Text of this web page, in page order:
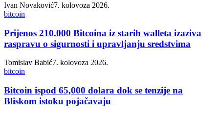
Ivan Novaković7. kolovoza 2026.
bitcoin
Prijenos 210.000 Bitcoina iz starih walleta izaziva
raspravu o sigurnosti i upravljanju sredstvima
Tomislav Babić7. kolovoza 2026.
bitcoin
Bitcoin ispod 65,000 dolara dok se tenzije na
Bliskom istoku pojačavaju